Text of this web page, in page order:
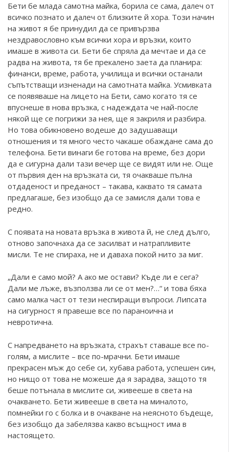
Бети бе млада самотна майка, борила се сама, далеч от
всичко познато и далеч от близките й хора. Този начин
на живот я бе принудил да се привързва
нездравословно към всички хора и връзки, които
имаше в живота си. Бети бе спряла да мечтае и да се
радва на живота, тя бе прекалено заета да планира:
финанси, време, работа, училища и всички останали
съпътстващи изненади на самотната майка. Усмивката
се появяваше на лицето на Бети, само когато тя се
впуснеше в нова връзка, с надеждата че най-после
някой ще се погрижи за нея, ще я закриля и разбира.
Но това обикновено водеше до задушаващи
отношения и тя много често чакаше обаждане сама до
телефона. Бети винаги бе готова на време, без дори
да е сигурна дали тази вечер ще се видят или не. Още
от първия ден на връзката си, тя очакваше пълна
отдаденост и преданост – такава, каквато тя самата
предлагаше, без изобщо да се замисля дали това е
редно.
С появата на новата връзка в живота й, не след дълго,
отново започнаха да се засилват и натрапливите
мисли. Те не спираха, не и даваха покой нито за миг.
„Дали е само мой? А ако ме остави? Къде ли е сега?
Дали ме лъже, възползва ли се от мен?…“ и това бяха
само малка част от тези неспиращи въпроси. Липсата
на сигурност я правеше все по параноична и
невротична.
С напредването на връзката, страхът ставаше все по-
голям, а мислите – все по-мрачни. Бети имаше
прекрасен мъж до себе си, хубава работа, успешен син,
но нищо от това не можеше да я зарадва, защото тя
беше потънала в мислите си, живееше в света на
очакването. Бети живееше в света на миналото,
помнейки го с болка и в очакване на неясното бъдеще,
без изобщо да забелязва какво всъщност има в
настоящето.